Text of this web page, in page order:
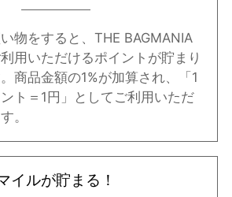
物をすると、THE BAGMANIA
用いただけるポイントが貯まり
商品金額の1%が加算され、「1
ト＝1円」としてご利用いただ
。
イルが貯まる！